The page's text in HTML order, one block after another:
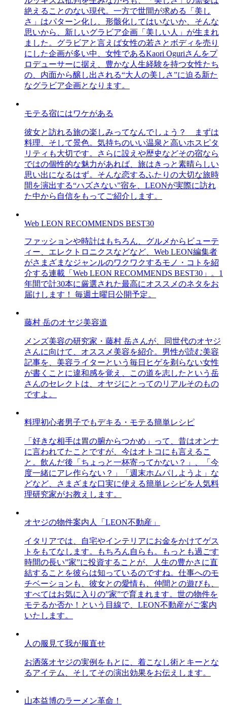
絶えることのない現代。一方で世間が求める「美し
さ」はパターン化し、形骸化してはいないか、そんな
思いから、新しいグラビア企画「美しい人」が生まれ
ました。グラビアと言えば女性の若さとボディを売り
にした企画が多い中、女性であるKaori Oguriさんをプ
ロデューサーに据え、豊かな人生経験を持つ女性たち
の、内面から醸し出される“大人の美しさ”に迫る新た
なグラビア企画となります。
モテる宿にはワケがある
彼女と訪れる旅の楽しみってなんでしょう？ まずは
料理、そして景色。気持ちのいい温泉と高いホスピタ
リティも大切です。さらに設えや歴史などその宿なら
ではの個性的な魅力があれば、旅はきっと素晴らしい
思い出になるはず。そんな恋するふたりの大切な旅時
間を演出する“ハズさない”宿を、LEONが実際に訪れ
た中から自信をもってご紹介します。
Web LEON RECOMMENDS BEST30
ファッションや時計はもちろん、グルメからビューテ
ィー、エレクトロニクスなどなど、Web LEON編集者
がさまざまなジャンルのワクワクするモノ・コトを紹
介する連載「Web LEON RECOMMENDS BEST30」。1
年間で計30本に厳選された最高にオススメのネタをお
届けします！ 毎週土曜日公開予定。
藤村 岳のオヤジ美容道
メンズ美容の研究家・藤村 岳さんが、同世代のオヤジ
さんに向けて、オススメ美容を紹介。男性が読む美容
記事を、美容ライターという毎日ヒゲを剃らない女性
が書くことに違和感を覚え、この道を志したという岳
さんのセレクトは、オヤジにとってのリアルそのもの
ですよ。
料理初心者男子でもデキる・モテる簡単レシピ
「好きな相手は胃の腑からつかめ」って、昔はオンナ
に言われてたことですが、今はオトコにも言えるこ
と。飲んだ後「ちょっと一杯寄ってかない？」、「今
度一緒にアレ作らない？」「週末ホムパしようよ」な
どなど、さまざまな口実に使える簡単レシピを人気料
理研究家がお教えします。
オヤジの物件案内人「LEON不動産」
イタリアでは、自宅やインテリアにお金をかけてゲス
トをもてなします。もちろん自らも。もっとも過ごす
時間の長い”家”に投資することが、人生の豊かさに直
結することを彼らは知っているのですね。仕事へのモ
チベーションも、彼女との愛情も、仲間との遊びも、
すべてはお気に入りの”家”で育まれます。世の物件を
モテるか否か！という目線で、LEON不動産がご案内
いたします。
人の服見て我が服直せ
お洒落オヤジの実例をもとに、着こなし術とキーとな
るアイテム、そしてその演出効果をお伝えします。
山本益博のラーメン革命！